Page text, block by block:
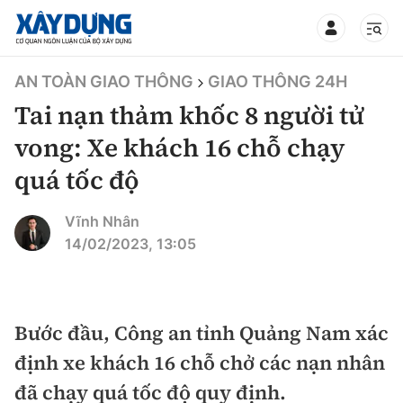
TIN BỘ XÂY DỰNG
CHUYÊN MỤC
Mới nhất
Chính trị
Xã hội
Xây dựng
Chỉ đạo điều hành
Giao thông
AN TOÀN GIAO THÔNG GIAO THÔNG 24H
Tai nạn thảm khốc 8 người tử
vong: Xe khách 16 chỗ chạy
quá tốc độ
Vĩnh Nhân
14/02/2023, 13:05
Bước đầu, Công an tỉnh Quảng Nam xác
định xe khách 16 chỗ chở các nạn nhân
đã chạy quá tốc độ quy định.